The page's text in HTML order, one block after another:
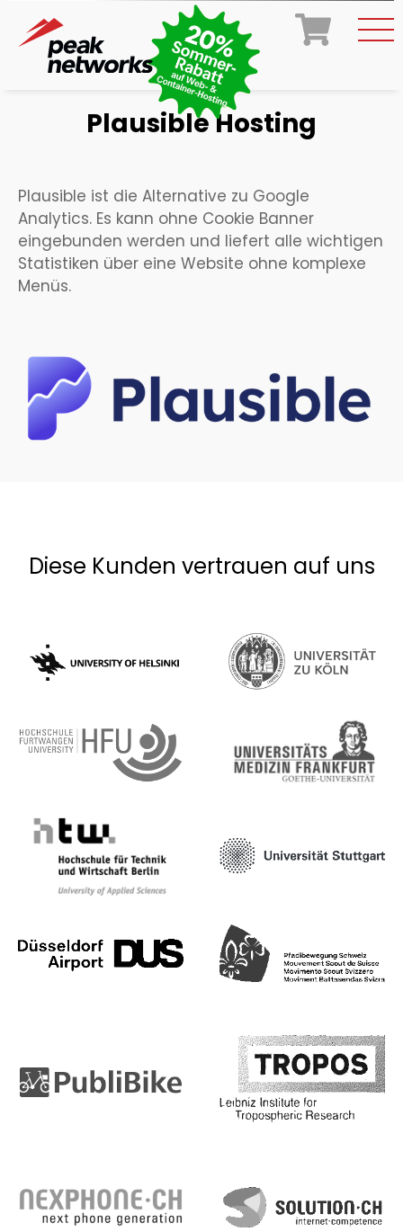
Plausible Hosting
Plausible ist die Alternative zu Google
Analytics. Es kann ohne Cookie Banner
eingebunden werden und liefert alle wichtigen
Statistiken über eine Website ohne komplexe
Menüs.
Diese Kunden vertrauen auf uns